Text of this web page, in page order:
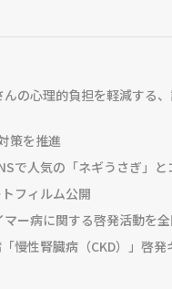
の心理的負担を軽減する
策を推進
で人気の「ネギうさぎ」と
フィルム公開
ー病に関する啓発活動を
慢性腎臓病（CKD）」啓発